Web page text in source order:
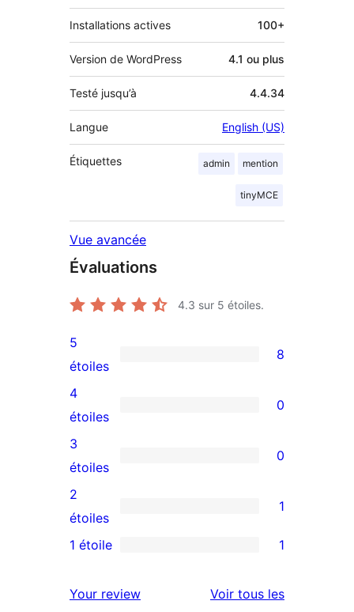
Installations actives 100+
Version de WordPress 4.1 ou plus
Testé jusqu’à 4.4.34
Langue English (US)
Étiquettes admin mention
tinyMCE
Vue avancée
Évaluations
4.3 sur 5 étoiles.
8
avis
à
5
étoiles
5
étoiles
8
0
avis
à
4
étoile
4
étoiles
0
0
avis
à
3
3
étoiles
0
1
avis
2
2
étoiles
1
à
1 étoile 1
Your review Voir tous lesavis